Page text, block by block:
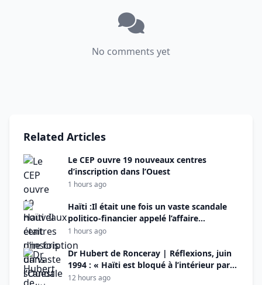
No comments yet
Related Articles
Le CEP ouvre 19 nouveaux centres
d’inscription dans l’Ouest
1 hours ago
Haïti :Il était une fois un vaste scandale
politico-financier appelé l’affaire
PetroCaribe (Deuxième
partie)
1 hours ago
Dr Hubert de Ronceray | Réflexions, juin
1994 : « Haïti est bloqué à l’intérieur par
des égoïsmes irréconciliables et à
12 hours ago